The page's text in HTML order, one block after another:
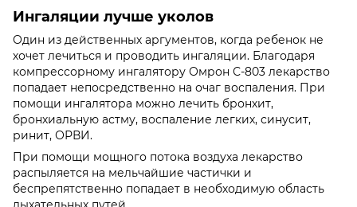
Ингаляции лучше уколов
Один из действенных аргументов, когда ребенок не
хочет лечиться и проводить ингаляции. Благодаря
компрессорному ингалятору Омрон С-803 лекарство
попадает непосредственно на очаг воспаления. При
помощи ингалятора можно лечить бронхит,
бронхиальную астму, воспаление легких, синусит,
ринит, ОРВИ.
При помощи мощного потока воздуха лекарство
распыляется на мельчайшие частички и
беспрепятственно попадает в необходимую область